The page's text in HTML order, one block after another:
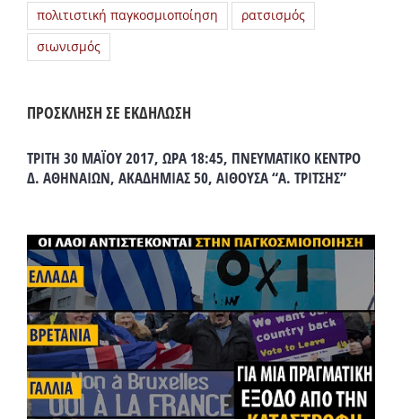
πολιτιστική παγκοσμιοποίηση
ρατσισμός
σιωνισμός
ΠΡΟΣΚΛΗΣΗ ΣΕ ΕΚΔΗΛΩΣΗ
ΤΡΙΤΗ 30 ΜΑΪΟΥ 2017, ΩΡΑ 18:45, ΠΝΕΥΜΑΤΙΚΟ ΚΕΝΤΡΟ
Δ. ΑΘΗΝΑΙΩΝ, ΑΚΑΔΗΜΙΑΣ 50, ΑΙΘΟΥΣΑ “Α. ΤΡΙΤΣΗΣ”